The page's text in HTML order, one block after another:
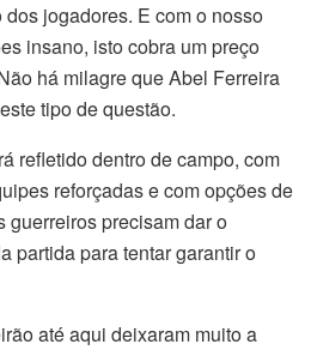
jogadores. E com o nosso
insano, isto cobra um preço
há milagre que Abel Ferreira
tipo de questão.
refletido dentro de campo, com
reforçadas e com opções de
guerreiros precisam dar o
partida para tentar garantir o
até aqui deixaram muito a